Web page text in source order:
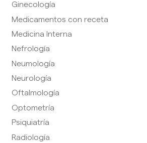
Ginecología
Medicamentos con receta
Medicina Interna
Nefrología
Neumología
Neurología
Oftalmología
Optometría
Psiquiatría
Radiología